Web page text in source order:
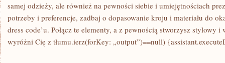
samej ‍odzieży,‌ ale również na ‍pewności siebie ‍i umiejętnościach
potrzeby⁢ i preferencje, ​zadbaj o⁣ dopasowanie ⁤kroju i ⁣materiału ‌do
dress code’u.‌ Połącz ‌te elementy, a z pewnością stworzysz ‌stylowy
wyróżni Cię​ z​ tłumu.ierz(forKey: „output”)==null)